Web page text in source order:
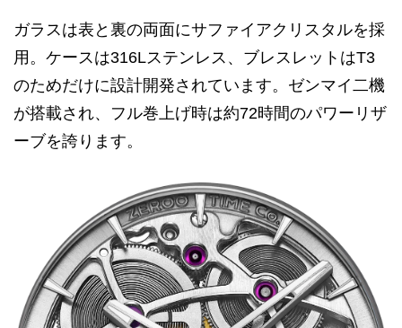
ガラスは表と裏の両面にサファイアクリスタルを採
用。ケースは316Lステンレス、ブレスレットはT3
のためだけに設計開発されています。ゼンマイ二機
が搭載され、フル巻上げ時は約72時間のパワーリザ
ーブを誇ります。